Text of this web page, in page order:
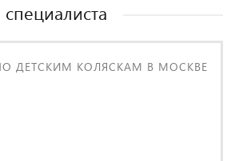
ДЕТСКИМ КОЛЯСКАМ В МОСКВЕ